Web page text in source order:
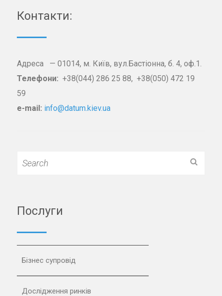
Контакти:
Адреса — 01014, м. Київ, вул.Бастіонна, б. 4, оф.1.
Телефони: +38(044) 286 25 88, +38(050) 472 19
59
e-mail: info@datum.kiev.ua
for:
Послуги
Бізнес супровід
Дослідження ринків